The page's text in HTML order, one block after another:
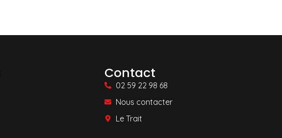
Contact
02 59 22 98 68
Nous contacter
Le Trait